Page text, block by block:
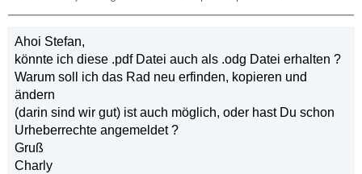
Ahoi Stefan,
könnte ich diese .pdf Datei auch als .odg Datei erhalten ?
Warum soll ich das Rad neu erfinden, kopieren und
ändern
(darin sind wir gut) ist auch möglich, oder hast Du schon
Urheberrechte angemeldet ?
Gruß
Charly